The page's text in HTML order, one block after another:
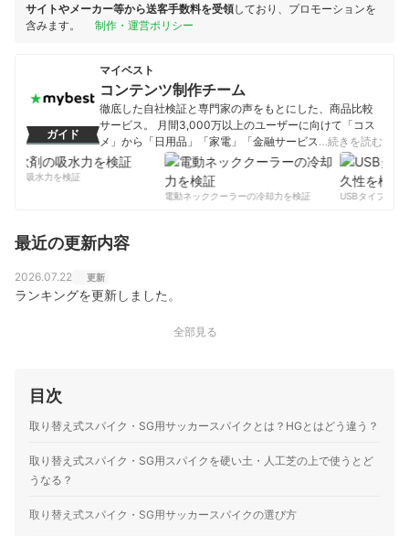
サイトやメーカー等から送客手数料を受領しており、プロモーションを
含みます。
制作・運営ポリシー
ガイド
マイベスト
コンテンツ制作チーム
徹底した自社検証と専門家の声をもとにした、商品比較
サービス。 月間3,000万以上のユーザーに向けて「コス
メ」から「日用品」「家電」「金融サービス」まで、ベ
ストな商品を選んでもらうために、毎日コンテンツを制
コンテンツ制作チームのプロフィール
…続きを読む
の吸水力を検証
電動ネッククーラーの冷却力を検証
USBタイプCケ
最近の更新内容
2026.07.22 更新
ランキングを更新しました。
全部見る
目次
取り替え式スパイク・SG用サッカースパイクとは？HGとはどう違う？
取り替え式スパイク・SG用スパイクを硬い土・人工芝の上で使うとど
うなる？
取り替え式スパイク・SG用サッカースパイクの選び方